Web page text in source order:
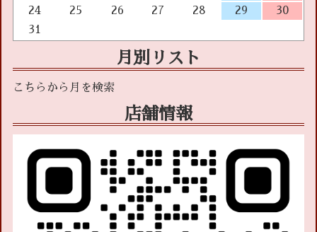
24
25 26 27 28 29
30
31
月別リスト
店舗情報